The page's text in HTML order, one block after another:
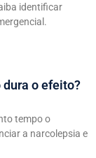
identificar
o efeito?
tempo o
a narcolepsia e